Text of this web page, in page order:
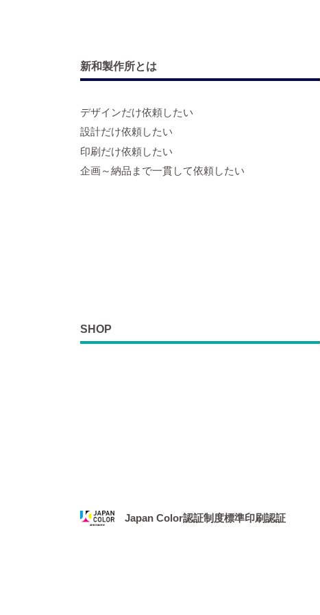
新和製作所とは
デザインだけ依頼したい
設計だけ依頼したい
印刷だけ依頼したい
企画～納品まで一貫して依頼したい
SHOP
Japan Color認証制度標準印刷認証